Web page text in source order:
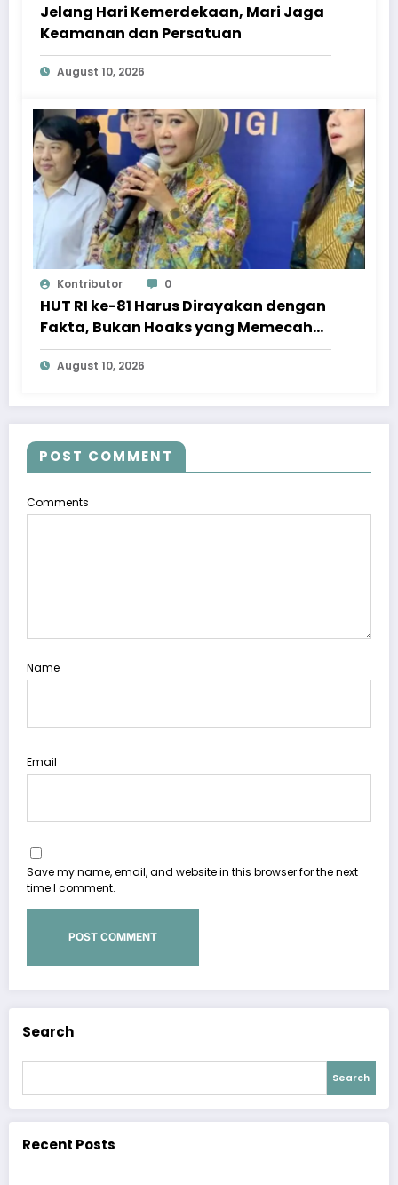
Jelang Hari Kemerdekaan, Mari Jaga
Keamanan dan Persatuan
August 10, 2026
Kontributor 0
HUT RI ke-81 Harus Dirayakan dengan
Fakta, Bukan Hoaks yang Memecah
Belah
August 10, 2026
POST COMMENT
Comments
Name
Email
Save my name, email, and website in this browser for the next
time I comment.
Search
Search
Recent Posts